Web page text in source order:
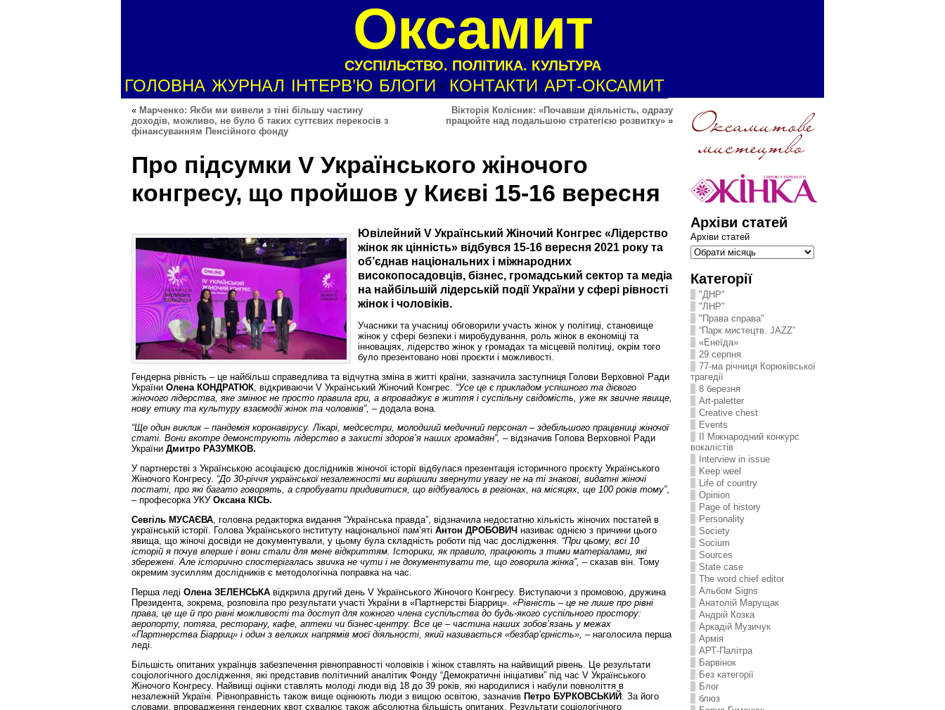
Оксамит
СУСПІЛЬСТВО. ПОЛІТИКА. КУЛЬТУРА
ГОЛОВНА ЖУРНАЛ ІНТЕРВ’Ю БЛОГИ КОНТАКТИ АРТ-ОКСАМИТ
« Марченко: Якби ми вивели з тіні більшу частину
доходів, можливо, не було б таких суттєвих перекосів з
фінансуванням Пенсійного фонду
Вікторія Колісник: «Почавши діяльність, одразу
працюйте над подальшою стратегією розвитку» »
Про підсумки V Українського жіночого
конгресу, що пройшов у Києві 15-16 вересня
Ювілейний V Український Жіночий Конгрес «Лідерство
жінок як цінність» відбувся 15-16 вересня 2021 року та
об’єднав національних і міжнародних
високопосадовців, бізнес, громадський сектор та медіа
на найбільшій лідерській події України у сфері рівності
жінок і чоловіків.
Учасники та учасниці обговорили участь жінок у політиці, становище
жінок у сфері безпеки і миробудування, роль жінок в економіці та
інноваціях, лідерство жінок у громадах та місцевій політиці, окрім того
було презентовано нові проєкти і можливості.
Гендерна рівність – це найбільш справедлива та відчутна зміна в житті країни, зазначила заступниця Голови Верховної Ради
України Олена КОНДРАТЮК , відкриваючи V Український Жіночий Конгрес.
“Усе це є прикладом успішного та дієвого
жіночого лідерства, яке змінює не просто правила гри, а впроваджує в життя і суспільну свідомість, уже як звичне явище,
нову етику та культуру взаємодії жінок та чоловіків”, – додала вона.
“Ще один виклик – пандемія коронавірусу. Лікарі, медсестри, молодший медичний персонал – здебільшого працівниці жіночої
статі. Вони вкотре демонструють лідерство в захисті здоров’я наших громадян”, – відзначив Голова Верховної Ради
України Дмитро РАЗУМКОВ.
У партнерстві з Українською асоціацією дослідників жіночої історії відбулася презентація історичного проєкту Українського
Жіночого Конгресу. “До 30-річчя української незалежності ми вирішили звернути увагу не на ті знакові, видатні жіночі
постаті, про які багато говорять, а спробувати придивитися, що відбувалось в регіонах, на місяцях, ще 100 років тому”,
– професорка УКУ Оксана КІСЬ.
Севгіль МУСАЄВА , головна редакторка видання “Українська правда”, відзначила недостатню кількість жіночих постатей в
українській історії. Голова Українського інституту національної пам’яті Антон ДРОБОВИЧ називає однією з причини цього
явища, що жіночі досвіди не документували, у цьому була складність роботи під час дослідження. “При цьому, всі 10
історій я почув вперше і вони стали для мене відкриттям. Історики, як правило, працюють з тими матеріалами, які
збережені. Але історично спостерігалась звичка не чути і не документувати те, що говорила жінка”, – сказав він. Тому
окремим зусиллям дослідників є методологічна поправка на час.
Перша леді Олена ЗЕЛЕНСЬКА відкрила другий день V Українського Жіночого Конгресу. Виступаючи з промовою, дружина
Президента, зокрема, розповіла про результати участі України в «Партнерстві Біарриц». «Рівність – це не лише про рівні
права, це ще й про рівні можливості та доступ для кожного члена суспільства до будь-якого суспільного простору:
аеропорту, потяга, ресторану, кафе, аптеки чи бізнес-центру. Все це – частина наших зобов’язань у межах
«Партнерства Біарриц» і один з великих напрямів моєї діяльності, який називається «безбар’єрність», –наголосила перша
леді.
Більшість опитаних українців забезпечення рівноправності чоловіків і жінок ставлять на найвищий рівень. Це результати
соціологічного дослідження, які представив політичний аналітик Фонду “Демократичні ініціативи” під час V Українського
Жіночого Конгресу. Найвищі оцінки ставлять молоді люди від 18 до 39 років, які народилися і набули повноліття в
незалежній Україні. Рівноправність також вище оцінюють люди з вищою освітою, зазначив Петро БУРКОВСЬКИЙ . За його
словами, впровадження гендерних квот схвалює також абсолютна більшість опитаних. Результати соціологічного
Архіви статей
Архіви статей
Категорії
"ДНР"
"ЛНР"
"Права справа"
“Парк мистецтв. JAZZ”
«Енеїда»
29 серпня
77-ма річниця Корюківської
трагедії
8 березня
Art-paletter
Creative chest
Events
II Міжнародний конкурс
вокалістів
Interview in issue
Keep weel
Life of country
Opinion
Page of history
Personality
Society
Socium
Sources
State case
The word chief editor
Альбом Signs
Анатолій Марущак
Андрій Козка
Аркадій Музичук
Армія
АРТ-Палітра
Барвінок
Без категорії
Блог
блюз